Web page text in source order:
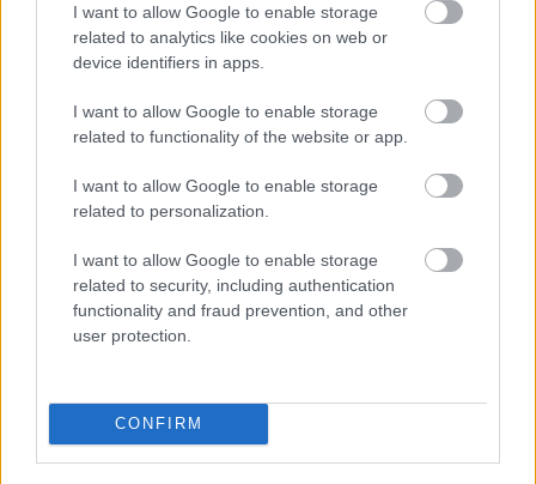
I want to allow Google to enable storage
related to analytics like cookies on web or
device identifiers in apps.
I want to allow Google to enable storage
related to functionality of the website or app.
I want to allow Google to enable storage
related to personalization.
I want to allow Google to enable storage
related to security, including authentication
functionality and fraud prevention, and other
user protection.
CONFIRM
Látlelet a hazai víziközművekről? Egyetlen, fél
évszázados vezetéken múlt Bicske vízellátása
HÍRLEVÉL
Név